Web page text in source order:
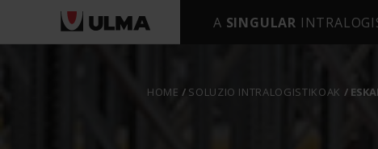
A SINGULAR
HOME SOLUZIO INTRALOGISTIKOAK